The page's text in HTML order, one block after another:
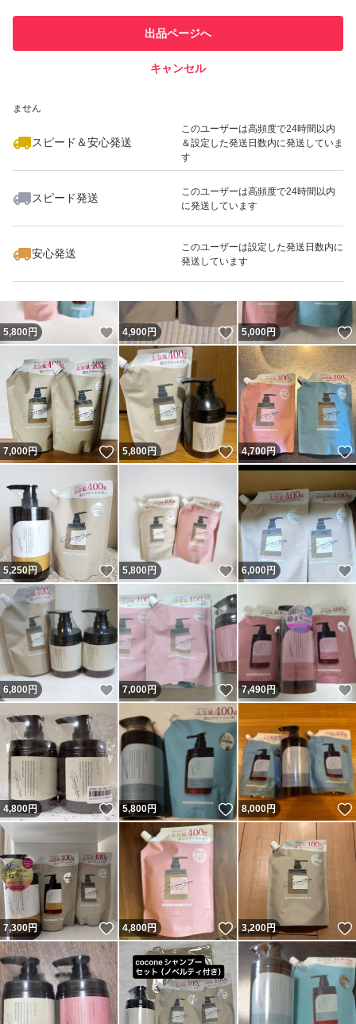
での取引実績があります
ません
スピード＆安心発送
このユーザーは高頻度で24時間以内
＆設定した発送日数内に発送していま
す
スピード発送
このユーザーは高頻度で24時間以内
に発送しています
安心発送
このユーザーは設定した発送日数内に
発送しています
出品ページへ
キャンセル
いいね！
5,800
5,800円 いいね！
4,900円 いいね！
5,000円
7,000円 いいね！
5,800円 いいね！
4,700円
5,250円 いいね！
5,800円 いいね！
6,000円
6,800円 いいね！
7,000円 いいね！
7,490円
4,800円 いいね！
5,800円 いいね！
8,000円
7,300円 いいね！
4,800円 いいね！
3,200円